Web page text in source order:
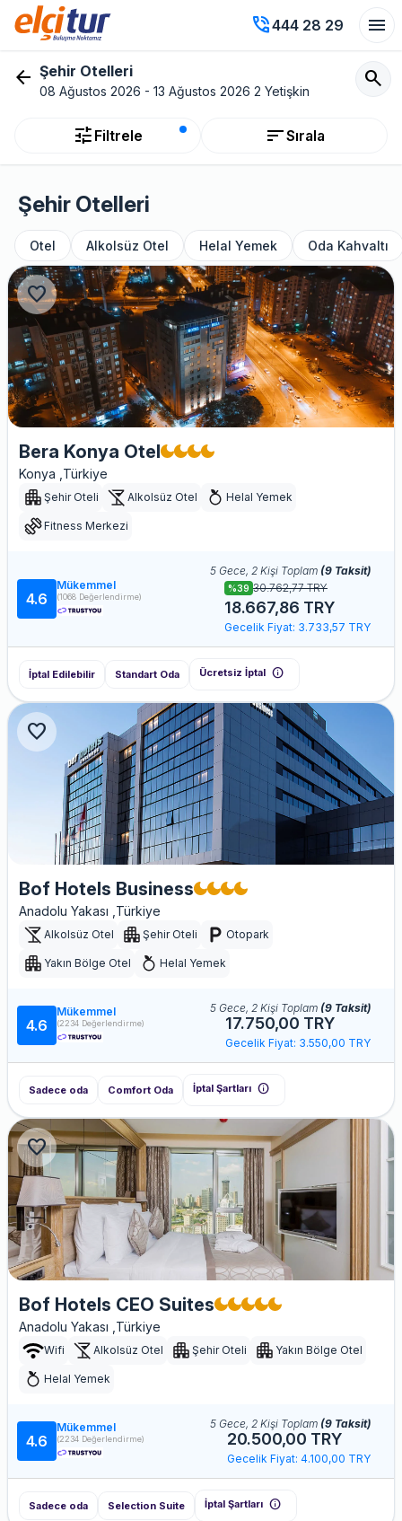
phone_in_talk444 28 29 menu
arrow_back Şehir Otelleri
08 Ağustos 2026 - 13 Ağustos 2026 2 Yetişkin
search
tune Filtrele sortSırala
Şehir Otelleri
Otel Alkolsüz Otel Helal Yemek Oda Kahvaltı
favorite
Bera Konya Otel
Konya ,Türkiye
Şehir Oteli Alkolsüz Otel Helal Yemek
Fitness Merkezi
4.6
Mükemmel
(1068 Değerlendirme)
5 Gece, 2 Kişi Toplam (9 Taksit)
%39 30.762,77 TRY
18.667,86 TRY
Gecelik Fiyat: 3.733,57 TRY
İptal Edilebilir Standart Oda Ücretsiz İptal info
favorite
Bof Hotels Business
Anadolu Yakası ,Türkiye
Alkolsüz Otel Şehir Oteli Otopark
Yakın Bölge Otel Helal Yemek
4.6
Mükemmel
(2234 Değerlendirme)
5 Gece, 2 Kişi Toplam (9 Taksit)
17.750,00 TRY
Gecelik Fiyat: 3.550,00 TRY
Sadece oda Comfort Oda İptal Şartları info
favorite
Bof Hotels CEO Suites
Anadolu Yakası ,Türkiye
Wifi Alkolsüz Otel Şehir Oteli Yakın Bölge Otel
Helal Yemek
4.6
Mükemmel
(2234 Değerlendirme)
5 Gece, 2 Kişi Toplam (9 Taksit)
20.500,00 TRY
Gecelik Fiyat: 4.100,00 TRY
Sadece oda Selection Suite İptal Şartları info